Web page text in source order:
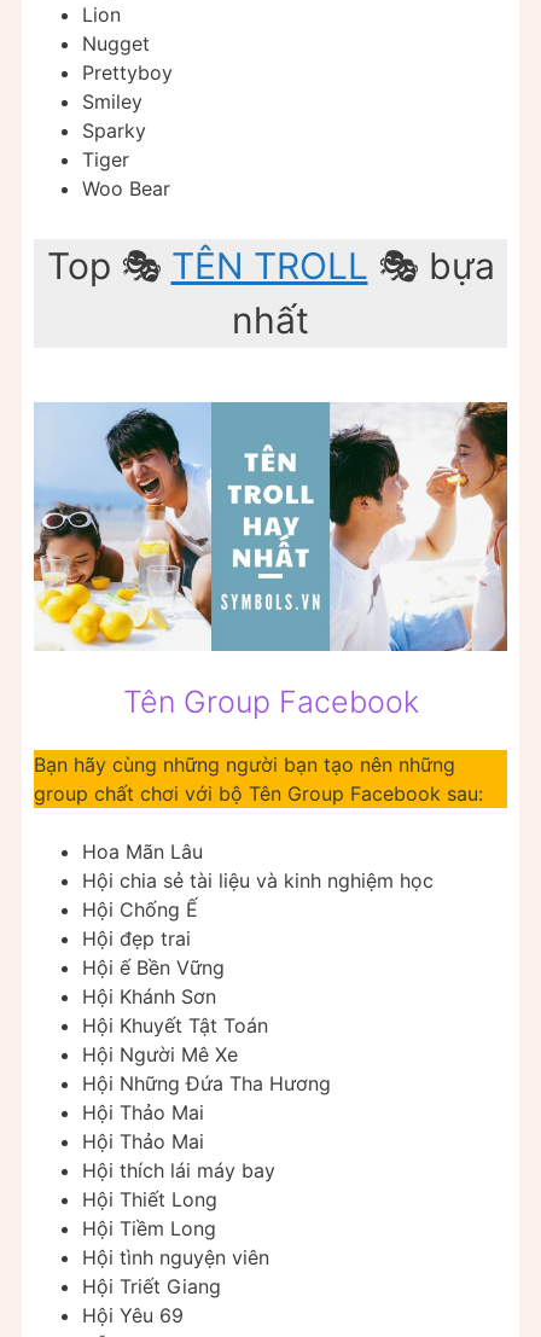
Lion
Nugget
Prettyboy
Smiley
Sparky
Tiger
Woo Bear
Top 🎭 TÊN TROLL 🎭 bựa
nhất
Tên Group Facebook
Bạn hãy cùng những người bạn tạo nên những
group chất chơi với bộ Tên Group Facebook sau:
Hoa Mãn Lâu
Hội chia sẻ tài liệu và kinh nghiệm học
Hội Chống Ế
Hội đẹp trai
Hội ế Bền Vững
Hội Khánh Sơn
Hội Khuyết Tật Toán
Hội Người Mê Xe
Hội Những Đứa Tha Hương
Hội Thảo Mai
Hội Thảo Mai
Hội thích lái máy bay
Hội Thiết Long
Hội Tiềm Long
Hội tình nguyện viên
Hội Triết Giang
Hội Yêu 69